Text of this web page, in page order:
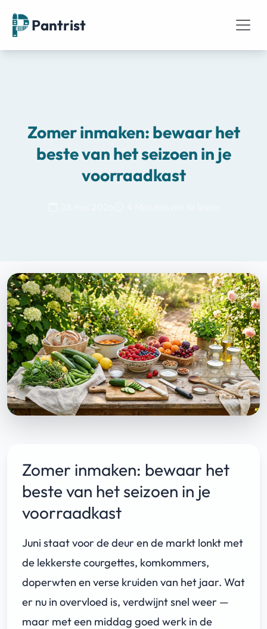
Pantrist
Zomer inmaken: bewaar het
beste van het seizoen in je
voorraadkast
Zomer inmaken: bewaar het
beste van het seizoen in je
voorraadkast
Juni staat voor de deur en de markt lonkt met
de lekkerste courgettes, komkommers,
doperwten en verse kruiden van het jaar. Wat
er nu in overvloed is, verdwijnt snel weer —
maar met een middag goed werk in de